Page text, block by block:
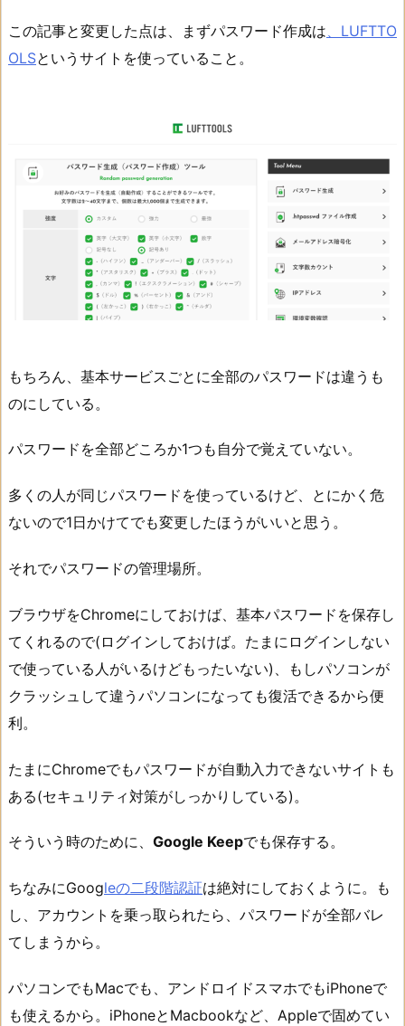
この記事と変更した点は、まずパスワード作成は、LUFTTO
OLSというサイトを使っていること。
もちろん、基本サービスごとに全部のパスワードは違うも
のにしている。
パスワードを全部どころか1つも自分で覚えていない。
多くの人が同じパスワードを使っているけど、とにかく危
ないので1日かけてでも変更したほうがいいと思う。
それでパスワードの管理場所。
ブラウザをChromeにしておけば、基本パスワードを保存し
てくれるので(ログインしておけば。たまにログインしない
で使っている人がいるけどもったいない)、もしパソコンが
クラッシュして違うパソコンになっても復活できるから便
利。
たまにChromeでもパスワードが自動入力できないサイトも
ある(セキュリティ対策がしっかりしている)。
そういう時のために、 Google Keepでも保存する。
ちなみにGoogleの二段階認証は絶対にしておくように。も
し、アカウントを乗っ取られたら、パスワードが全部バレ
てしまうから。
パソコンでもMacでも、アンドロイドスマホでもiPhoneで
も使えるから。iPhoneとMacbookなど、Appleで固めてい